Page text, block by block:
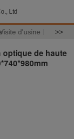
Ltd
d'usine >>
optique de haute